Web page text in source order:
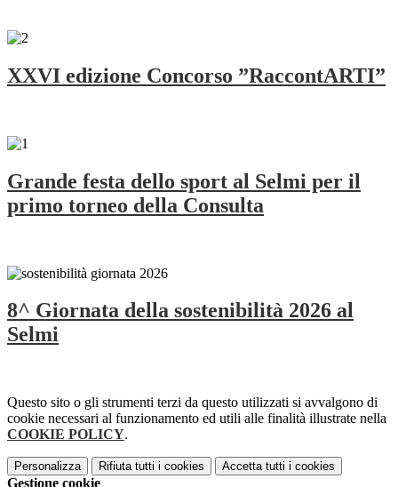
XXVI edizione Concorso ”RaccontARTI”
Grande festa dello sport al Selmi per il
primo torneo della Consulta
8^ Giornata della sostenibilità 2026 al
Selmi
Questo sito o gli strumenti terzi da questo utilizzati si avvalgono di
cookie necessari al funzionamento ed utili alle finalità illustrate nella
COOKIE POLICY.
Personalizza Rifiuta tutti i cookies Accetta tutti i cookies
Gestione cookie